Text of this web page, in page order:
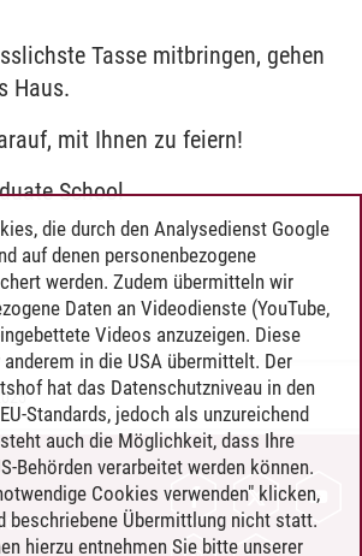
Tasse mitbringen, gehen
Haus.
mit Ihnen zu feiern!
School
die durch den Analysedienst Google
auf denen personenbezogene
werden. Zudem übermitteln wir
Daten an Videodienste (YouTube,
Videos anzuzeigen. Diese
in die USA übermittelt. Der
hat das Datenschutzniveau in den
Standards, jedoch als unzureichend
auch die Möglichkeit, dass Ihre
Behörden verarbeitet werden können.
Cookies verwenden" klicken,
beschriebene Übermittlung nicht statt.
hierzu entnehmen Sie bitte unserer